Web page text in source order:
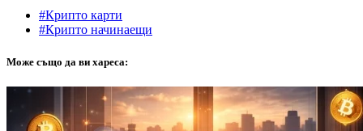
#Крипто карти
#Крипто начинаещи
Може също да ви хареса: